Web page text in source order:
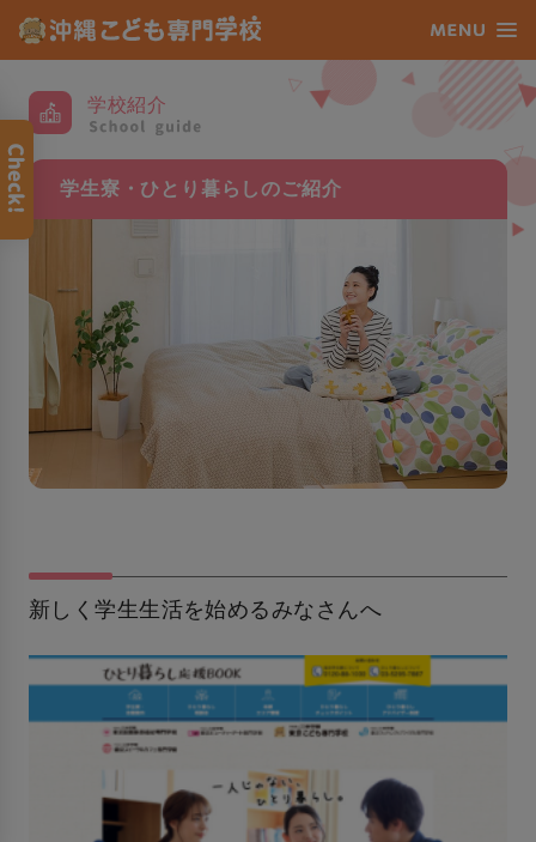
学校紹介
学生寮・ ひとり暮らしのご紹介
新しく学生生活を始めるみなさんへ